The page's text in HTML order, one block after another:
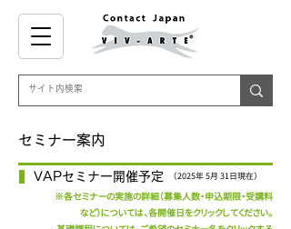
セミナー案内
VAPセミナー開催予定 （2025年 5月 31日現在）
※各セミナーの実施の詳細（募集人数・申込期限・受講料
など）については、各開催日をクリックしてください。